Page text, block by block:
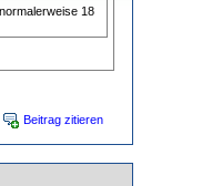
18
Beitrag zitieren